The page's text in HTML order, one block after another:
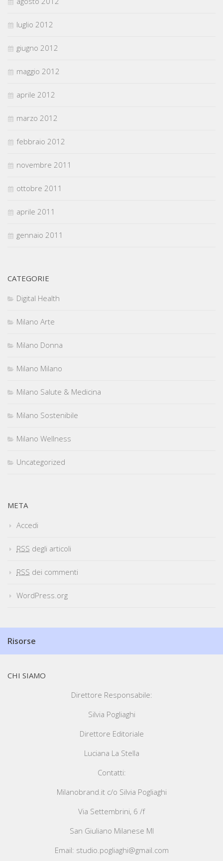
luglio 2012
giugno 2012
maggio 2012
aprile 2012
marzo 2012
febbraio 2012
novembre 2011
ottobre 2011
aprile 2011
gennaio 2011
CATEGORIE
Digital Health
Milano Arte
Milano Donna
Milano Milano
Milano Salute & Medicina
Milano Sostenibile
Milano Wellness
Uncategorized
META
Accedi
RSS degli articoli
RSS dei commenti
WordPress.org
Risorse
CHI SIAMO
Direttore Responsabile:
Silvia Pogliaghi
Direttore Editoriale
Luciana La Stella
Contatti:
Milanobrand.it c/o Silvia Pogliaghi
Via Settembrini, 6 /f
San Giuliano Milanese MI
Email: studio.pogliaghi@gmail.com